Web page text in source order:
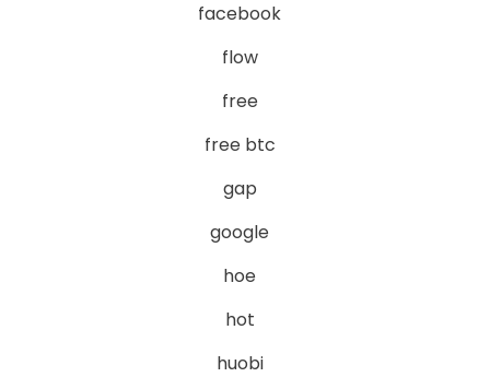
facebook
flow
free
free btc
gap
google
hoe
hot
huobi